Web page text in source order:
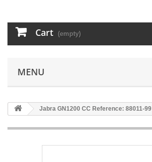
Cart (empty)
MENU
Jabra GN1200 CC Reference: 88011-99